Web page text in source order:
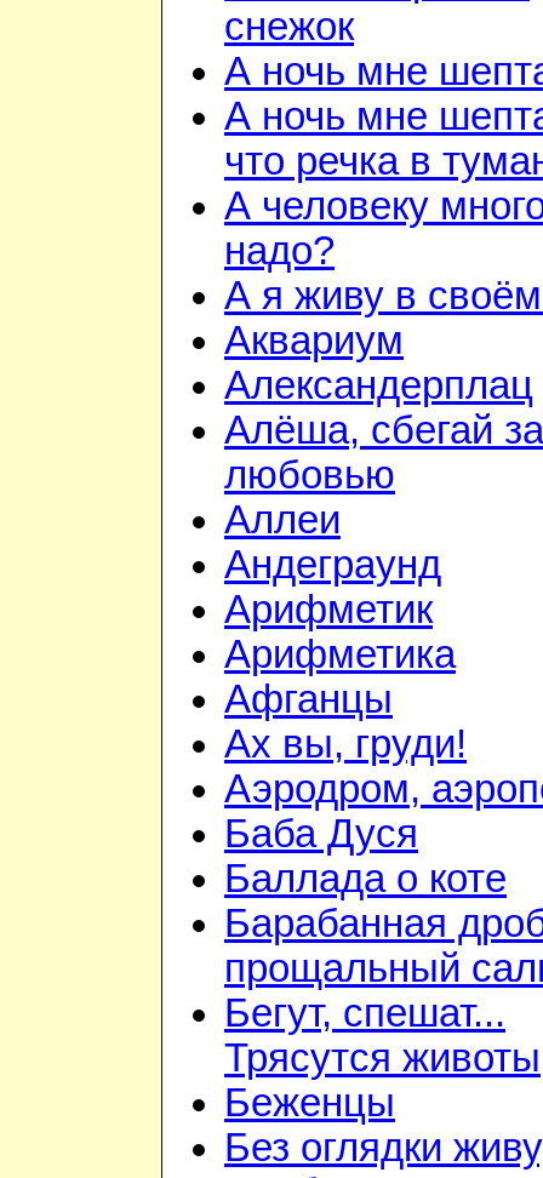
снежок
А ночь мне
А ночь мне
что речка в
А человеку
надо?
А я живу в своём
Аквариум
Александерплац
Алёша, сбегай за
любовью
Аллеи
Андеграунд
Арифметик
Арифметика
Афганцы
Ах вы, груди!
Аэродром,
Баба Дуся
Баллада о коте
Барабанная
прощальный
Бегут, спешат...
Трясутся животы
Беженцы
Без оглядки